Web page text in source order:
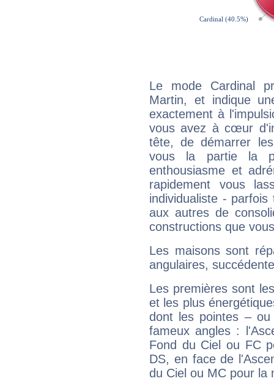
Le mode Cardinal
Martin, et indique
exactement à
vous avez à cœur
tête, de démarrer
vous la partie la
enthousiasme et
rapidement vous
individualiste -
aux autres de
constructions que
Les maisons sont
angulaires,
Les premières sont
et les plus
dont les pointes –
fameux angles :
Fond du Ciel ou FC
DS, en face de
du Ciel ou MC pour la